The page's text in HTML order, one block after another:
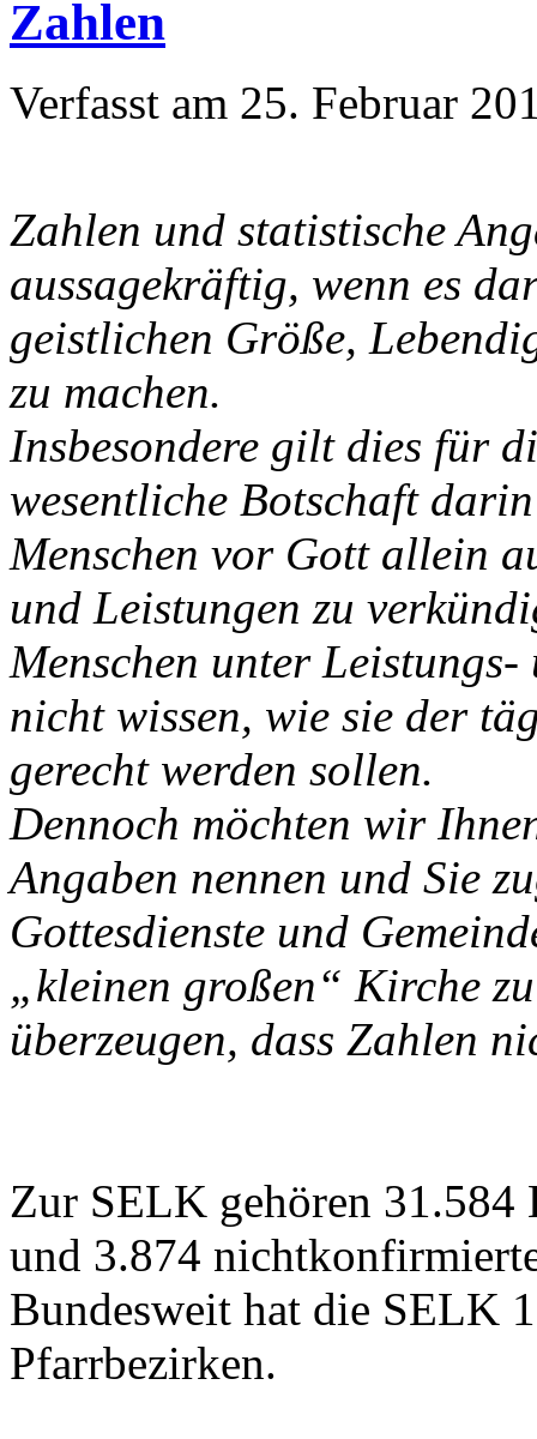
Zahlen
Verfasst am 25. Februar
Zahlen und statistische
aussagekräftig, wenn es
geistlichen Größe,
zu machen.
Insbesondere gilt dies für
wesentliche Botschaft
Menschen vor Gott allein
und Leistungen zu
Menschen unter
nicht wissen, wie sie der
gerecht werden sollen.
Dennoch möchten wir
Angaben nennen und Sie
Gottesdienste und
„kleinen großen“ Kirche
überzeugen, dass Zahlen
Zur SELK gehören
und 3.874
Bundesweit hat die SELK
Pfarrbezirken.